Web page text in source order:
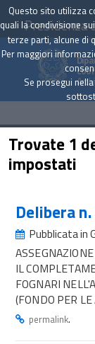
Presidenza
Trovate 1
impostati
Delibera
Pubblicata in
IL
FOGNARI
(FONDO PER
permalink.
Questo sito utilizza
quali la condivisione
terze parti, alcune di
Per maggiori
Se prosegui